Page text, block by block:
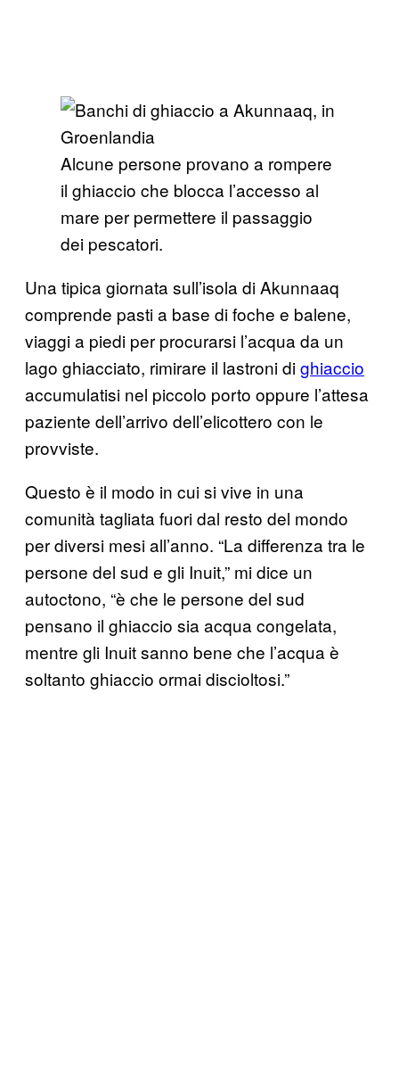
Alcune persone provano a rompere
il ghiaccio che blocca l’accesso al
mare per permettere il passaggio
dei pescatori.
Una tipica giornata sull’isola di Akunnaaq
comprende pasti a base di foche e balene,
viaggi a piedi per procurarsi l’acqua da un
lago ghiacciato, rimirare il lastroni dighiaccio
accumulatisi nel piccolo porto oppure l’attesa
paziente dell’arrivo dell’elicottero con le
provviste.
Questo è il modo in cui si vive in una
comunità tagliata fuori dal resto del mondo
per diversi mesi all’anno. “La differenza tra le
persone del sud e gli Inuit,” mi dice un
autoctono, “è che le persone del sud
pensano il ghiaccio sia acqua congelata,
mentre gli Inuit sanno bene che l’acqua è
soltanto ghiaccio ormai discioltosi.”